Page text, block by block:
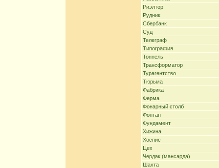
Риэлтор
Рудник
Сбербанк
Суд
Телеграф
Типография
Тоннель
Трансформатор
Турагентство
Тюрьма
Фабрика
Ферма
Фонарный столб
Фонтан
Фундамент
Хижина
Хоспис
Цех
Чердак (мансарда)
Шахта